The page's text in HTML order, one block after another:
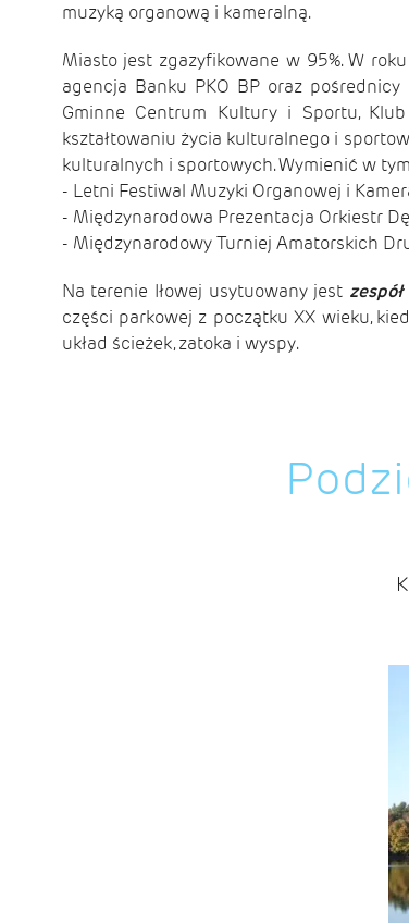
muzyką organową i kameralną.
Miasto jest zgazyfikowane w 95%. W
agencja Banku PKO BP oraz pośrednicy
Gminne Centrum Kultury i Sportu,
kształtowaniu życia kulturalnego i
kulturalnych i sportowych. Wymienić w
- Letni Festiwal Muzyki Organowej i
- Międzynarodowa Prezentacja Orkiestr
- Międzynarodowy Turniej Amatorskich
Na terenie Iłowej usytuowany jest
części parkowej z początku XX wieku,
układ ścieżek, zatoka i wyspy.